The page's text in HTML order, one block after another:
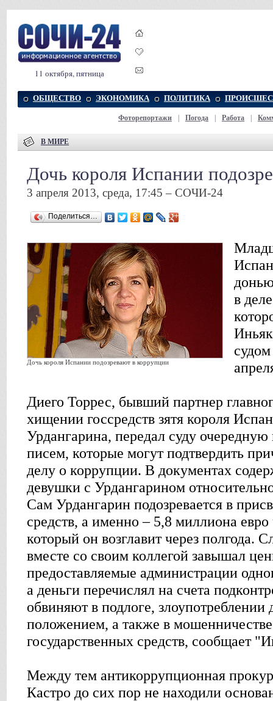
11 октября, пятница
ОБЩЕСТВО ЭКОНОМИКА ПОЛИТИКА
Фоторепортажи Погода Работа
В МИРЕ
Дочь короля Испании
3 апреля 2013, среда, 17:45 – СОЧИ-24
Поделиться…
Дочь короля Испании подозревают в коррупции
в
Диего Торрес, бывший партнер
хищении госсредств зятя короля
Урдангарина, передал суду
писем, которые могут подтвердить
делу о коррупции. В документах
девушки с Урдангарином
Сам Урдангарин подозревается в
средств, а именно – 5,8 миллиона евро
который он возглавит через полгода.
вместе со своим коллегой завышал
предоставляемые администрации
а деньги перечислял на счета
обвиняют в подлоге,
положением, а также в
государственных средств, сообщает
Между тем антикоррупционная
Кастро до сих пор не находили